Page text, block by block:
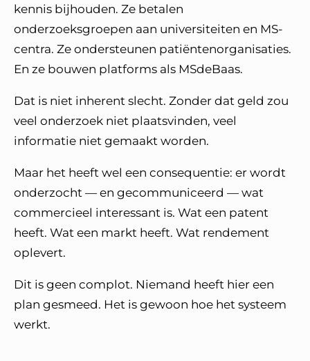
kennis bijhouden. Ze betalen
onderzoeksgroepen aan universiteiten en MS-
centra. Ze ondersteunen patiëntenorganisaties.
En ze bouwen platforms als MSdeBaas.
Dat is niet inherent slecht. Zonder dat geld zou
veel onderzoek niet plaatsvinden, veel
informatie niet gemaakt worden.
Maar het heeft wel een consequentie: er wordt
onderzocht — en gecommuniceerd — wat
commercieel interessant is. Wat een patent
heeft. Wat een markt heeft. Wat rendement
oplevert.
Dit is geen complot. Niemand heeft hier een
plan gesmeed. Het is gewoon hoe het systeem
werkt.